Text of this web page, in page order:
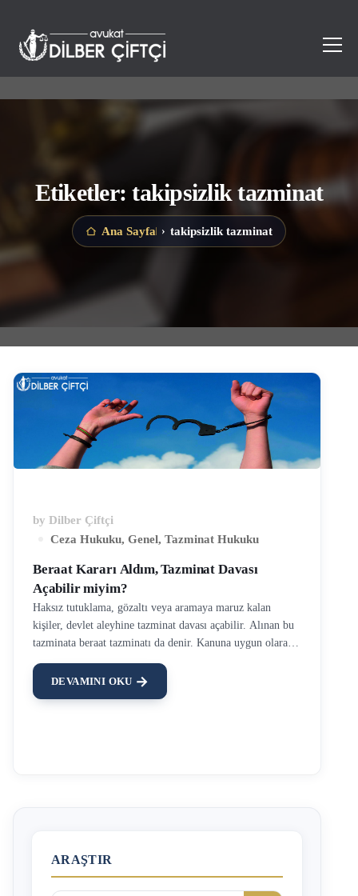
Etiketler: takipsizlik tazminat
Ana Sayfa › takipsizlik tazminat
by Dilber Çiftçi
Ceza Hukuku, Genel, Tazminat Hukuku
Beraat Kararı Aldım, Tazminat Davası
Açabilir miyim?
Haksız tutuklama, gözaltı veya aramaya maruz kalan
kişiler, devlet aleyhine tazminat davası açabilir. Alınan bu
tazminata beraat tazminatı da denir. Kanuna uygun olarak
kovuşturmaya yer olmadığına veya beraatlerine karar
verilen kişiler maddi ve manevi tazminat davası açabilir.
(Beraat) Tazminatı Davası Nasıl …
DEVAMINI OKU
ARAŞTIR